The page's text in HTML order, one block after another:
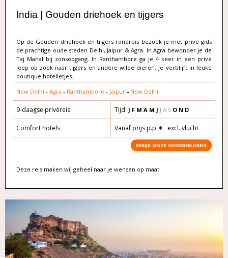
India | Gouden driehoek en tijgers
Op de Gouden driehoek en tijgers rondreis bezoek je met privé gids
de prachtige oude steden Delhi, Jaipur & Agra. In Agra bewonder je de
Taj Mahal bij zonsopgang. In Ranthambore ga je 4 keer in een prive
jeep op zoek naar tijgers en andere wilde dieren. Je verblijft in leuke
boutique hotelletjes.
New Delhi - Agra - Ranthambore - Jaipur - New Delhi
9-daagse privéreis Tijd: J F M A M J J A S O N D
Comfort hotels Vanaf prijs p.p. € excl. vlucht
BEKIJK ONZE VOORBEELDREIS
Deze reis maken wij geheel naar je wensen op maat.